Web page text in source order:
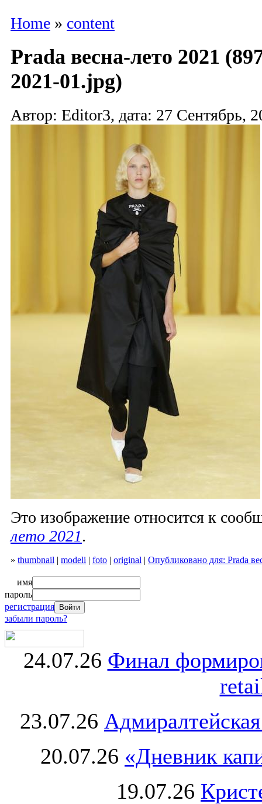
Home » content
Prada весна-лето 2021
2021-01.jpg)
Автор: Editor3, дата: 27 Сентябрь,
Это изображение относится к
лето 2021.
» thumbnail | modeli | foto | original | Опубликовано для: Prada
имя
пароль
регистрация
забыли пароль?
24.07.26 Финал
23.07.26
20.07.26 «Дневник
19.07.26